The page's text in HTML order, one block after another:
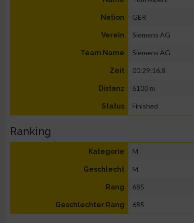
Nation GER
Verein Siemens AG
Team Name Siemens AG
Zeit 00:29:16.8
Distanz 6100 m
Status Finished
Ranking
Kategorie M
Geschlecht M
Rang 685
Geschlechter Rang 685